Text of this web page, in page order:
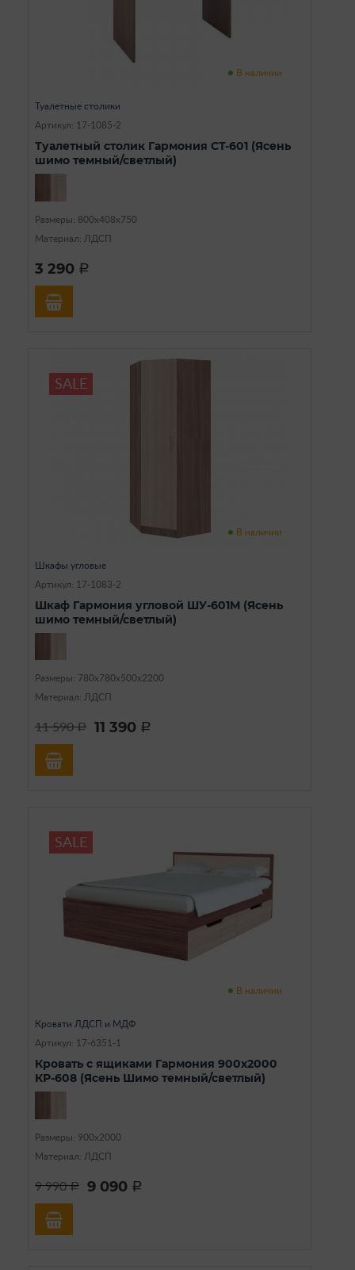
В наличии
Туалетные столики
Артикул: 17-1085-2
Туалетный столик Гармония СТ-601 (Ясень
шимо темный/светлый)
Размеры: 800х408х750
Материал: ЛДСП
3 290 a
SALE
В наличии
Шкафы угловые
Артикул: 17-1083-2
Шкаф Гармония угловой ШУ-601М (Ясень
шимо темный/светлый)
Размеры: 780х780х500х2200
Материал: ЛДСП
11 590a 11 390 a
SALE
В наличии
Кровати ЛДСП и МДФ
Артикул: 17-6351-1
Кровать с ящиками Гармония 900x2000
КР-608 (Ясень Шимо темный/светлый)
Размеры: 900х2000
Материал: ЛДСП
9 990a 9 090 a